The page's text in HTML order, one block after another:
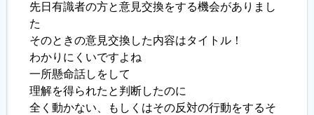
先日有識者の方と意見交換をする機会がありまし
た
そのときの意見交換した内容はタイトル！
わかりにくいですよね
一所懸命話しをして
理解を得られたと判断したのに
全く動かない、もしくはその反対の行動をするそ